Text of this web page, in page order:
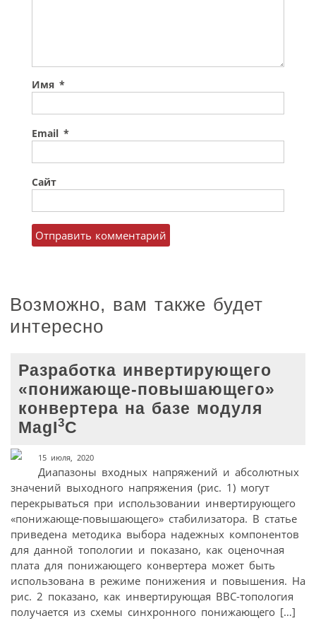
Имя *
Email *
Сайт
Возможно, вам также будет
интересно
Разработка инвертирующего
«понижающе-повышающего»
конвертера на базе модуля
MagI3C
15 июля, 2020
Диапазоны входных напряжений и абсолютных
значений выходного напряжения (рис. 1) могут
перекрываться при использовании инвертирующего
«понижающе-повышающего» стабилизатора. В статье
приведена методика выбора надежных компонентов
для данной топологии и показано, как оценочная
плата для понижающего конвертера может быть
использована в режиме понижения и повышения. На
рис. 2 показано, как инвертирующая BBC-топология
получается из схемы синхронного понижающего […]